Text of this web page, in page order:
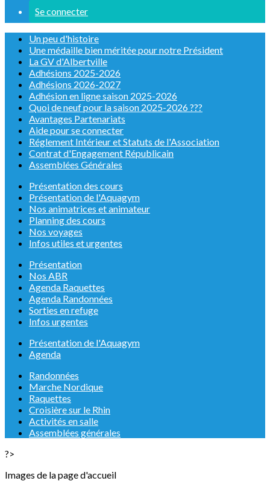
Se connecter
Un peu d'histoire
Une médaille bien méritée pour notre Président
La GV d'Albertville
Adhésions 2025-2026
Adhésions 2026-2027
Adhésion en ligne saison 2025-2026
Quoi de neuf pour la saison 2025-2026 ???
Avantages Partenariats
Aide pour se connecter
Réglement Intérieur et Statuts de l'Association
Contrat d'Engagement Républicain
Assemblées Générales
Présentation des cours
Présentation de l'Aquagym
Nos animatrices et animateur
Planning des cours
Nos voyages
Infos utiles et urgentes
Présentation
Nos ABR
Agenda Raquettes
Agenda Randonnées
Sorties en refuge
Infos urgentes
Présentation de l'Aquagym
Agenda
Randonnées
Marche Nordique
Raquettes
Croisière sur le Rhin
Activités en salle
Assemblées générales
?>
Images de la page d'accueil